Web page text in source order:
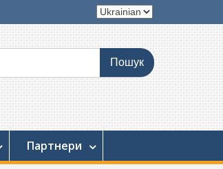
Вибрати
мову
Партнери